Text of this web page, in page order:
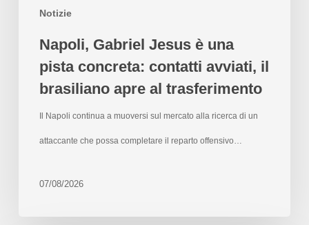
Notizie
Napoli, Gabriel Jesus è una
pista concreta: contatti avviati, il
brasiliano apre al trasferimento
Il Napoli continua a muoversi sul mercato alla ricerca di un
attaccante che possa completare il reparto offensivo…
07/08/2026